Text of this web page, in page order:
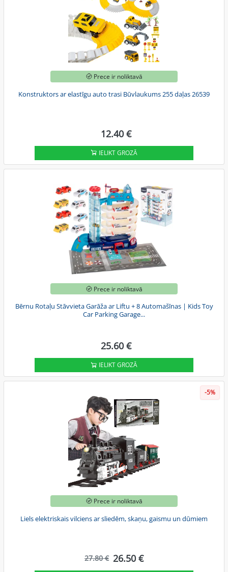
Prece ir noliktavā
Konstruktors ar elastīgu auto trasi Būvlaukums 255 daļas 26539
12.40 €
IELIKT GROZĀ
Prece ir noliktavā
Bērnu Rotaļu Stāvvieta Garāža ar Liftu + 8 Automašīnas | Kids Toy
Car Parking Garage...
25.60 €
IELIKT GROZĀ
-5%
Prece ir noliktavā
Liels elektriskais vilciens ar sliedēm, skaņu, gaismu un dūmiem
27.80 € 26.50 €